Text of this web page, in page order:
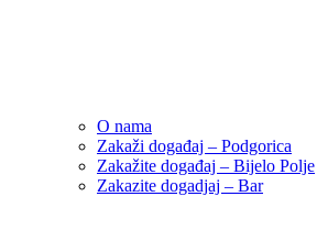
O nama
Zakaži događaj – Podgorica
Zakažite događaj – Bijelo Polje
Zakazite dogadjaj – Bar